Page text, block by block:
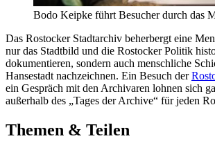
Bodo Keipke führt Besucher durch das
Das Rostocker Stadtarchiv beherbergt eine
nur das Stadtbild und die Rostocker Politik
dokumentieren, sondern auch menschliche
Hansestadt nachzeichnen. Ein Besuch der
ein Gespräch mit den Archivaren lohnen sich
außerhalb des „Tages der Archive“ für jeden
Themen & Teilen